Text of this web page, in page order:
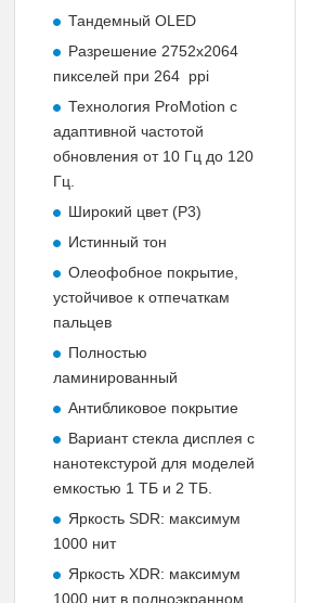
Тандемный OLED
Разрешение 2752х2064
пикселей при 264 ppi
Технология ProMotion с
адаптивной частотой
обновления от 10 Гц до 120
Гц.
Широкий цвет (P3)
Истинный тон
Олеофобное покрытие,
устойчивое к отпечаткам
пальцев
Полностью
ламинированный
Антибликовое покрытие
Вариант стекла дисплея с
нанотекстурой для моделей
емкостью 1 ТБ и 2 ТБ.
Яркость SDR: максимум
1000 нит
Яркость XDR: максимум
1000 нит в полноэкранном